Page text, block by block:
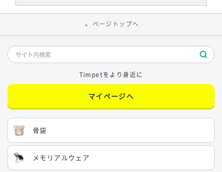
ページトップへ
Timpetをより身近に
マイページへ
骨袋
メモリアルウェア